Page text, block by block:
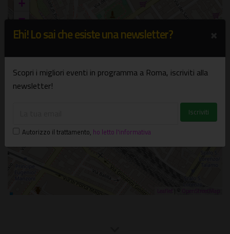
Via dei Sabelli, 8 - 00185 - Roma (RM)
+
−
Ehi! Lo sai che esiste una newsletter?
Scopri i migliori eventi in programma a Roma, iscriviti alla
newsletter!
Autorizzo il trattamento, ho letto l'informativa